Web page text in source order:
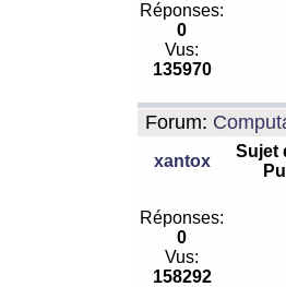
Réponses:
0
Vus:
135970
Forum:
xantox
Sujet
Réponses:
0
Vus:
158292